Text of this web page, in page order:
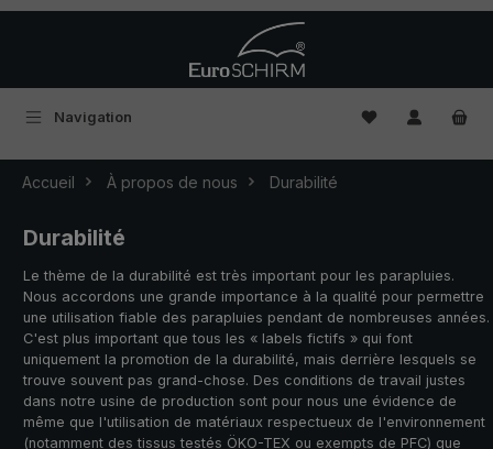
Navigation Vous avez 0
Accueil À propos de nous Durabilité
Durabilité
Le thème de la durabilité est très important pour les parapluies.
Nous accordons une grande importance à la qualité pour permettre
une utilisation fiable des parapluies pendant de nombreuses années.
C'est plus important que tous les « labels fictifs » qui font
uniquement la promotion de la durabilité, mais derrière lesquels se
trouve souvent pas grand-chose. Des conditions de travail justes
dans notre usine de production sont pour nous une évidence de
même que l'utilisation de matériaux respectueux de l'environnement
(notamment des tissus testés ÖKO-TEX ou exempts de PFC) que